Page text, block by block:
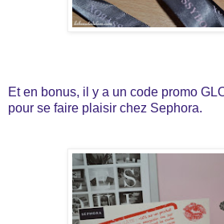
Et en bonus, il y a un code promo
pour se faire plaisir chez Sephora.